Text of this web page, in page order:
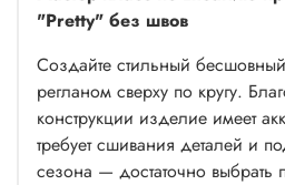
"Pretty" без швов
Создайте стильный
регланом сверху по кругу.
конструкции изделие имеет
требует сшивания деталей и
сезона — достаточно